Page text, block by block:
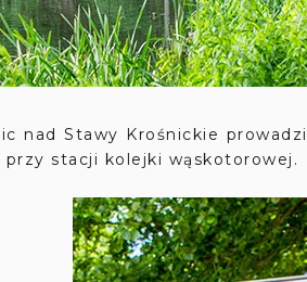
nad Stawy Krośnickie prowadzi
stacji kolejki wąskotorowej.